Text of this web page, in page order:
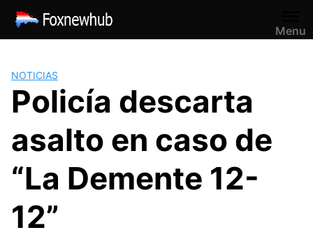
Saltar
contenido
Menu
NOTICIAS
Policía descarta
asalto en caso de
“La Demente 12-
12”